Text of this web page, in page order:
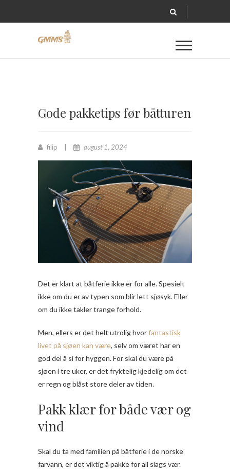
Gode pakketips før båtturen
filip august 1, 2024
Det er klart at båtferie ikke er for alle. Spesielt
ikke om du er av typen som blir lett sjøsyk. Eller
om du ikke takler trange forhold.
Men, ellers er det helt utrolig hvorfantastisk
livet på sjøen kan være, selv om været har en
god del å si for hyggen. For skal du være på
sjøen i tre uker, er det fryktelig kjedelig om det
er regn og blåst store deler av tiden.
Pakk klær for både vær og
vind
Skal du ta med familien på båtferie i de norske
farvann, er det viktig å pakke for all slags vær.